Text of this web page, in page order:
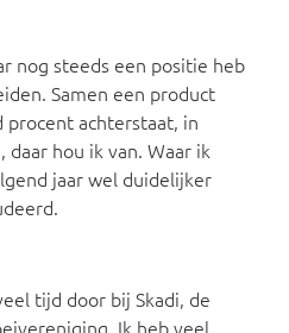
nog steeds een positie heb
Samen een product
achterstaat, in
hou ik van. Waar ik
jaar wel duidelijker
tijd door bij Skadi, de
Ik heb veel